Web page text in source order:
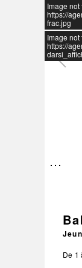
Image not
https://
frac.jpg
Image not
https://
De 1